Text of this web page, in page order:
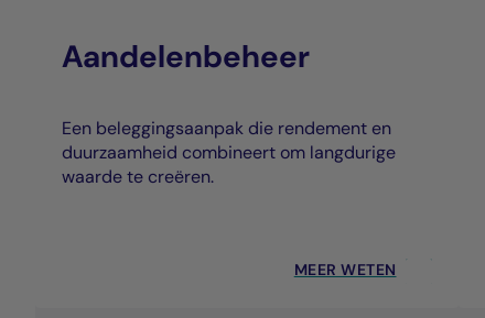
Aandelenbeheer
Een beleggingsaanpak die rendement en
duurzaamheid combineert om langdurige
waarde te creëren.
MEER WETEN